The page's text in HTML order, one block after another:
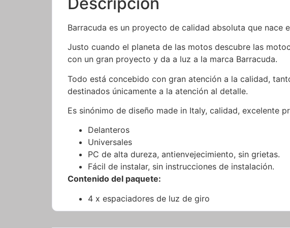
Barracuda es un proyecto de calidad absoluta que nace
Justo cuando el planeta de las motos descubre las
con un gran proyecto y da a luz a la marca Barracuda.
Todo está concebido con gran atención a la calidad,
destinados únicamente a la atención al detalle.
Es sinónimo de diseño made in Italy, calidad, excelente
Delanteros
Universales
PC de alta dureza, antienvejecimiento, sin grietas.
Fácil de instalar, sin instrucciones de instalación.
Contenido del paquete:
4 x espaciadores de luz de giro